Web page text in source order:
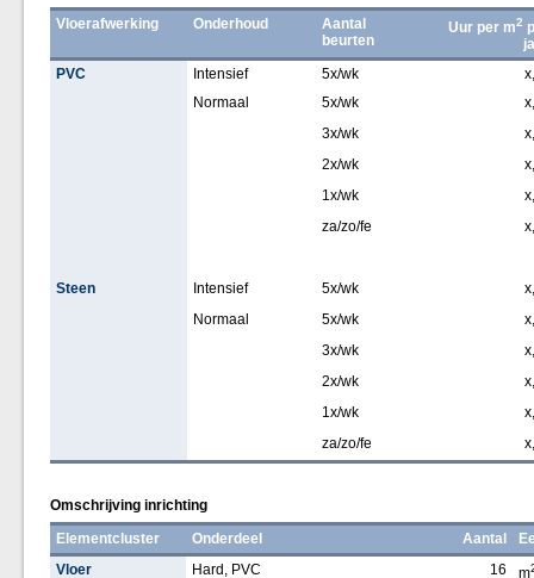
Vloerafwerking
Onderhoud
Aantal
beurten
Uur per m2
PVC
Intensief 5x/wk
Normaal
5x/wk
3x/wk
2x/wk
1x/wk
za/zo/fe
Steen Intensief 5x/wk
Normaal
5x/wk
3x/wk
2x/wk
1x/wk
za/zo/fe
Omschrijving inrichting
Elementcluster
Onderdeel Aantal
Vloer
Hard, PVC 16 m